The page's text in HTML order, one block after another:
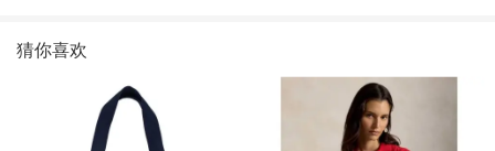
猜你喜欢